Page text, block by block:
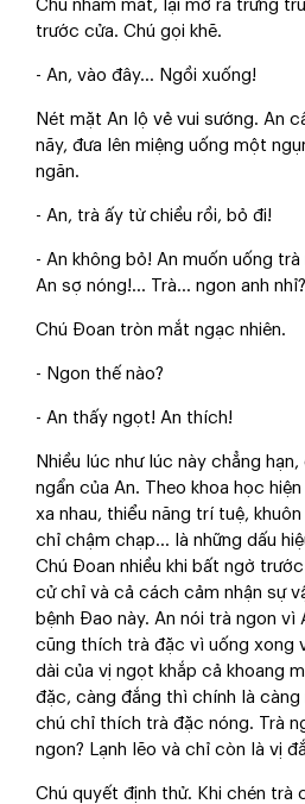
Chú nhắm mắt, lại mở ra trừng
trước cửa. Chú gọi khẽ.
- An, vào đây... Ngồi xuống!
Nét mặt An lộ vẻ vui sướng. An
nãy, đưa lên miệng uống một
ngăn.
- An, trà ấy từ chiều rồi, bỏ đi!
- An không bỏ! An muốn uống
An sợ nóng!... Trà... ngon anh nhỉ?
Chú Đoan tròn mắt ngạc nhiên.
- Ngon thế nào?
- An thấy ngọt! An thích!
Nhiều lúc như lúc này chẳng
ngẩn của An. Theo khoa học
xa nhau, thiểu năng trí tuệ,
chỉ chậm chạp... là những dấu
Chú Đoan nhiều khi bất ngờ
cử chỉ và cả cách cảm nhận sự
bệnh Đao này. An nói trà ngon vì
cũng thích trà đặc vì uống xong
dài của vị ngọt khắp cả khoang
đặc, càng đắng thì chính là
chú chỉ thích trà đặc nóng. Trà
ngon? Lạnh lẽo và chỉ còn là vị
Chú quyết định thử. Khi chén trà